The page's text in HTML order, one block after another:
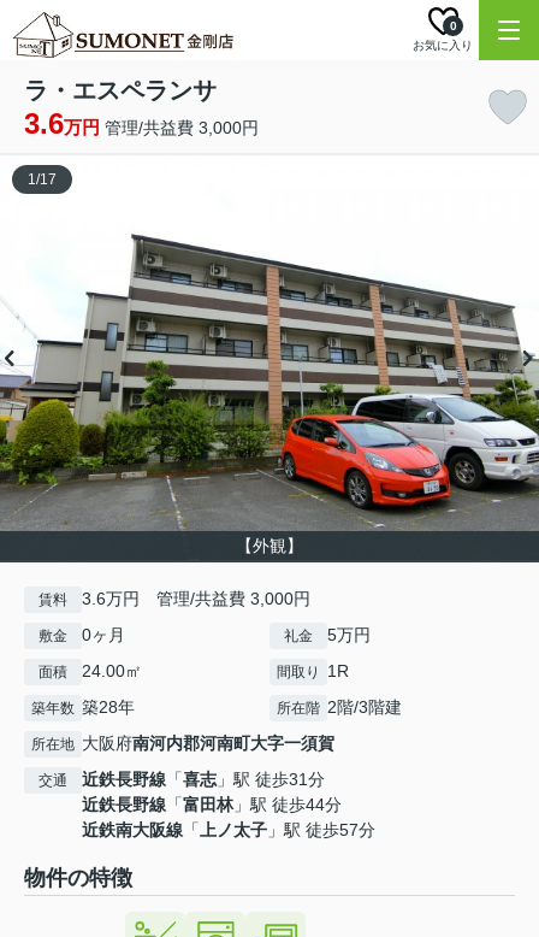
お気に入り
0
ラ・エスペランサ
3.6万円 管理/共益費 3,000円
【外観】
1/17
賃料 3.6万円 管理/共益費 3,000円
敷金 0ヶ月 礼金 5万円
面積 24.00㎡ 間取り 1R
築年数 築28年 所在階 2階/3階建
所在地 大阪府南河内郡河南町大字一須賀
交通 近鉄長野線 「喜志」駅 徒歩31分
近鉄長野線 「富田林」駅 徒歩44分
近鉄南大阪線 「上ノ太子 」駅 徒歩57分
物件の特徴